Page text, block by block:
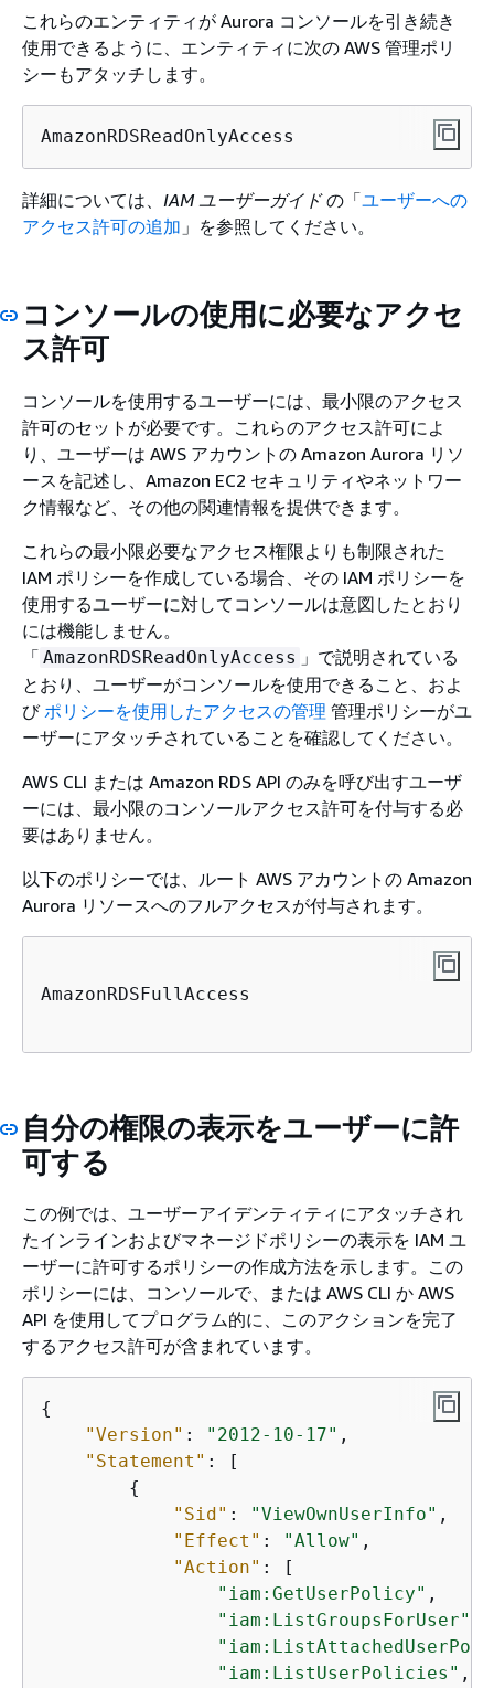
これらのエンティティが Aurora コンソールを引き続き
使用できるように、エンティティに次の AWS 管理ポリ
シーもアタッチします。
AmazonRDSReadOnlyAccess
詳細については、 IAM ユーザーガイドの「ユーザーへの
アクセス許可の追加 」を参照してください。
コンソールの使用に必要なアクセ
ス許可
コンソールを使用するユーザーには、最小限のアクセス
許可のセットが必要です。これらのアクセス許可によ
り、ユーザーは AWS アカウントの Amazon Aurora リソ
ースを記述し、Amazon EC2 セキュリティやネットワー
ク情報など、その他の関連情報を提供できます。
これらの最小限必要なアクセス権限よりも制限された
IAM ポリシーを作成している場合、その IAM ポリシーを
使用するユーザーに対してコンソールは意図したとおり
には機能しません。
「 AmazonRDSReadOnlyAccess 」で説明されている
とおり、ユーザーがコンソールを使用できること、およ
び ポリシーを使用したアクセスの管理 管理ポリシーがユ
ーザーにアタッチされていることを確認してください。
AWS CLI または Amazon RDS API のみを呼び出すユーザ
ーには、最小限のコンソールアクセス許可を付与する必
要はありません。
以下のポリシーでは、ルート AWS アカウントの Amazon
Aurora リソースへのフルアクセスが付与されます。
AmazonRDSFullAccess
自分の権限の表示をユーザーに許
可する
この例では、ユーザーアイデンティティにアタッチされ
たインラインおよびマネージドポリシーの表示を IAM ユ
ーザーに許可するポリシーの作成方法を示します。この
ポリシーには、コンソールで、または AWS CLI か AWS
API を使用してプログラム的に、このアクションを完了
するアクセス許可が含まれています。
{
"Version" : "2012-10-17" ,
"Statement" : [
{
"Sid" : "ViewOwnUserInfo" ,
"Effect" : "Allow" ,
"Action" : [
"iam:GetUserPolicy" ,
"iam:ListGroupsForUser"
"iam:ListUserPolicies" ,